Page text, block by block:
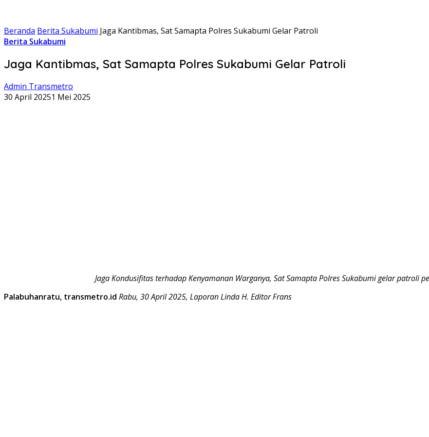
Beranda Berita Sukabumi Jaga Kantibmas, Sat Samapta Polres Sukabumi Gelar Patroli
Berita Sukabumi
Jaga Kantibmas, Sat Samapta Polres Sukabumi Gelar Patroli
Admin Transmetro
30 April 20251 Mei 2025
Jaga Kondusifitas terhadap Kenyamanan Warganya, Sat Samapta Polres Sukabumi gelar patroli
Palabuhanratu, transmetro.id Rabu, 30 April 2025, Laporan Linda H. Editor Frans